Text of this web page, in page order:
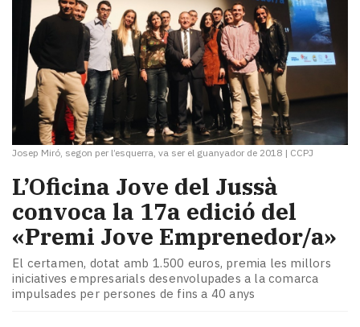
Josep Miró, segon per l’esquerra, va ser el guanyador de 2018 | CCPJ
L’Oficina Jove del Jussà
convoca la 17a edició del
«Premi Jove Emprenedor/a»
El certamen, dotat amb 1.500 euros, premia les millors
iniciatives empresarials desenvolupades a la comarca
impulsades per persones de fins a 40 anys